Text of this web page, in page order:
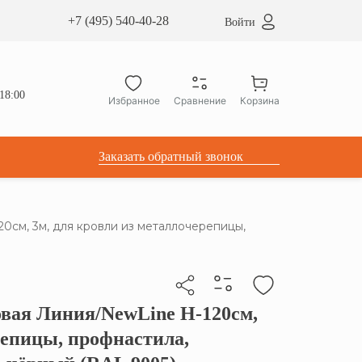
+7 (495) 540-40-28 Войти
Избранное Сравнение Корзина
лестницы ATICCO
Заказать обратный звонок
3м, для кровли из металлочерепицы,
скопировать прямую ссылку
Линия/NewLine H-120см,
профнастила,